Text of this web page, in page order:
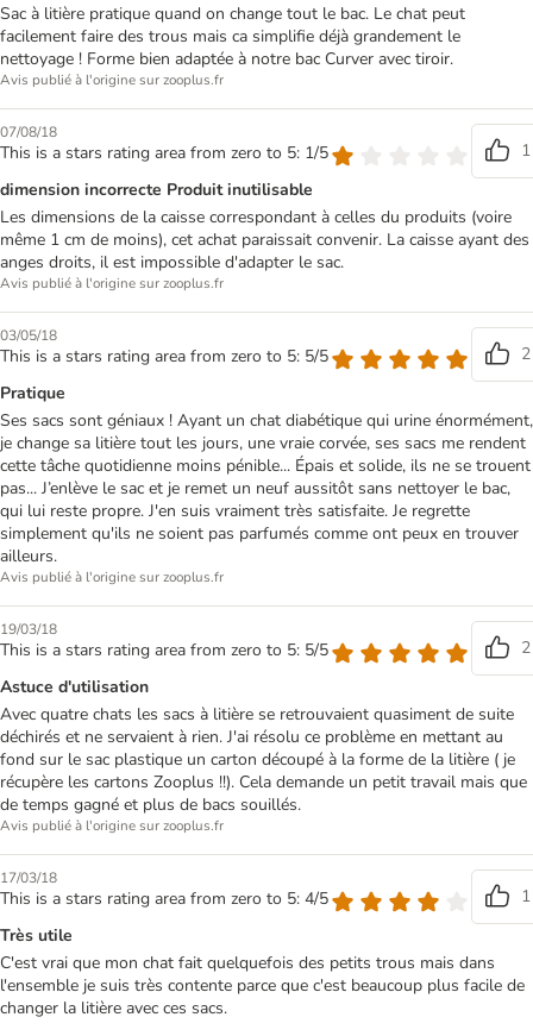
Sac à litière pratique quand on change tout le bac. Le chat peut
facilement faire des trous mais ca simplifie déjà grandement le
nettoyage ! Forme bien adaptée à notre bac Curver avec tiroir.
Avis publié à l'origine sur zooplus.fr
07/08/18
This is a stars rating area from zero to 5: 1/5
1
dimension incorrecte Produit inutilisable
Les dimensions de la caisse correspondant à celles du produits (voire
même 1 cm de moins), cet achat paraissait convenir. La caisse ayant des
anges droits, il est impossible d'adapter le sac.
Avis publié à l'origine sur zooplus.fr
03/05/18
This is a stars rating area from zero to 5: 5/5
2
Pratique
Ses sacs sont géniaux ! Ayant un chat diabétique qui urine énormément,
je change sa litière tout les jours, une vraie corvée, ses sacs me rendent
cette tâche quotidienne moins pénible... Épais et solide, ils ne se trouent
pas... J’enlève le sac et je remet un neuf aussitôt sans nettoyer le bac,
qui lui reste propre. J'en suis vraiment très satisfaite. Je regrette
simplement qu'ils ne soient pas parfumés comme ont peux en trouver
ailleurs.
Avis publié à l'origine sur zooplus.fr
19/03/18
This is a stars rating area from zero to 5: 5/5
2
Astuce d'utilisation
Avec quatre chats les sacs à litière se retrouvaient quasiment de suite
déchirés et ne servaient à rien. J'ai résolu ce problème en mettant au
fond sur le sac plastique un carton découpé à la forme de la litière ( je
récupère les cartons Zooplus !!). Cela demande un petit travail mais que
de temps gagné et plus de bacs souillés.
Avis publié à l'origine sur zooplus.fr
17/03/18
This is a stars rating area from zero to 5: 4/5
1
Très utile
C'est vrai que mon chat fait quelquefois des petits trous mais dans
l'ensemble je suis très contente parce que c'est beaucoup plus facile de
changer la litière avec ces sacs.